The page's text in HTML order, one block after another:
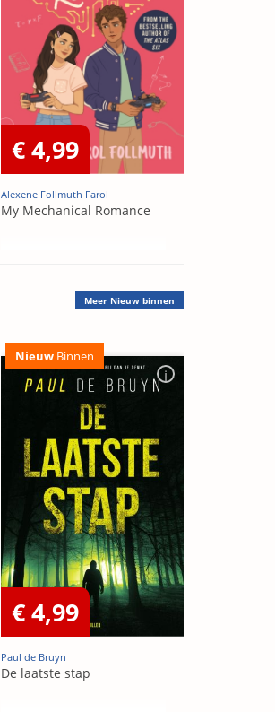
€ 4,99
Alexene Follmuth Farol
My Mechanical Romance
Meer Nieuw binnen
Nieuw Binnen
€ 4,99
Paul de Bruyn
De laatste stap